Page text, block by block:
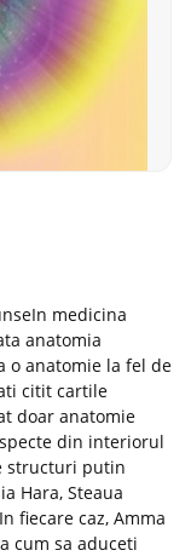
medicina
anatomia
o anatomie la fel de
citit cartile
doar anatomie
din interiorul
structuri putin
Hara, Steaua
fiecare caz, Amma
cum sa aduceti